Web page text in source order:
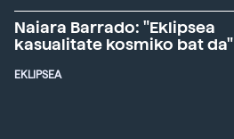
Naiara Barrado: "Eklipsea
kasualitate kosmiko bat da"
EKLIPSEA